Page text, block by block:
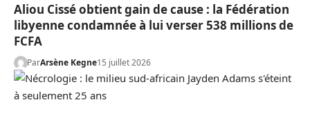
Aliou Cissé obtient gain de cause : la Fédération
libyenne condamnée à lui verser 538 millions de
FCFA
ParArsène Kegne15 juillet 2026